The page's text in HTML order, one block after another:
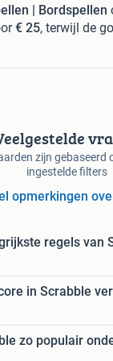
| Bordspellen
€ 25, terwijl de
zijn gebaseerd
ingestelde filters
opmerkingen
regels van
in Scrabble
zo populair